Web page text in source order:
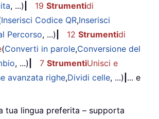
, ...) 19 Strumentidi
Inserisci Codice QR,Inserisci
Percorso, ...) 12 Strumentidi
(Converti in parole,Conversione del
, ...) 7 StrumentiUnisci e
avanzata righe,Dividi celle, ...) ... e
tua lingua preferita – supporta